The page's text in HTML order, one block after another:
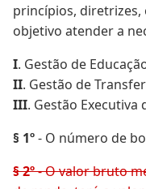
princípios,
objetivo atender a
I. Gestão de
II. Gestão de
III. Gestão Executiva
§ 1º- O número de
§ 2º- O valor bruto